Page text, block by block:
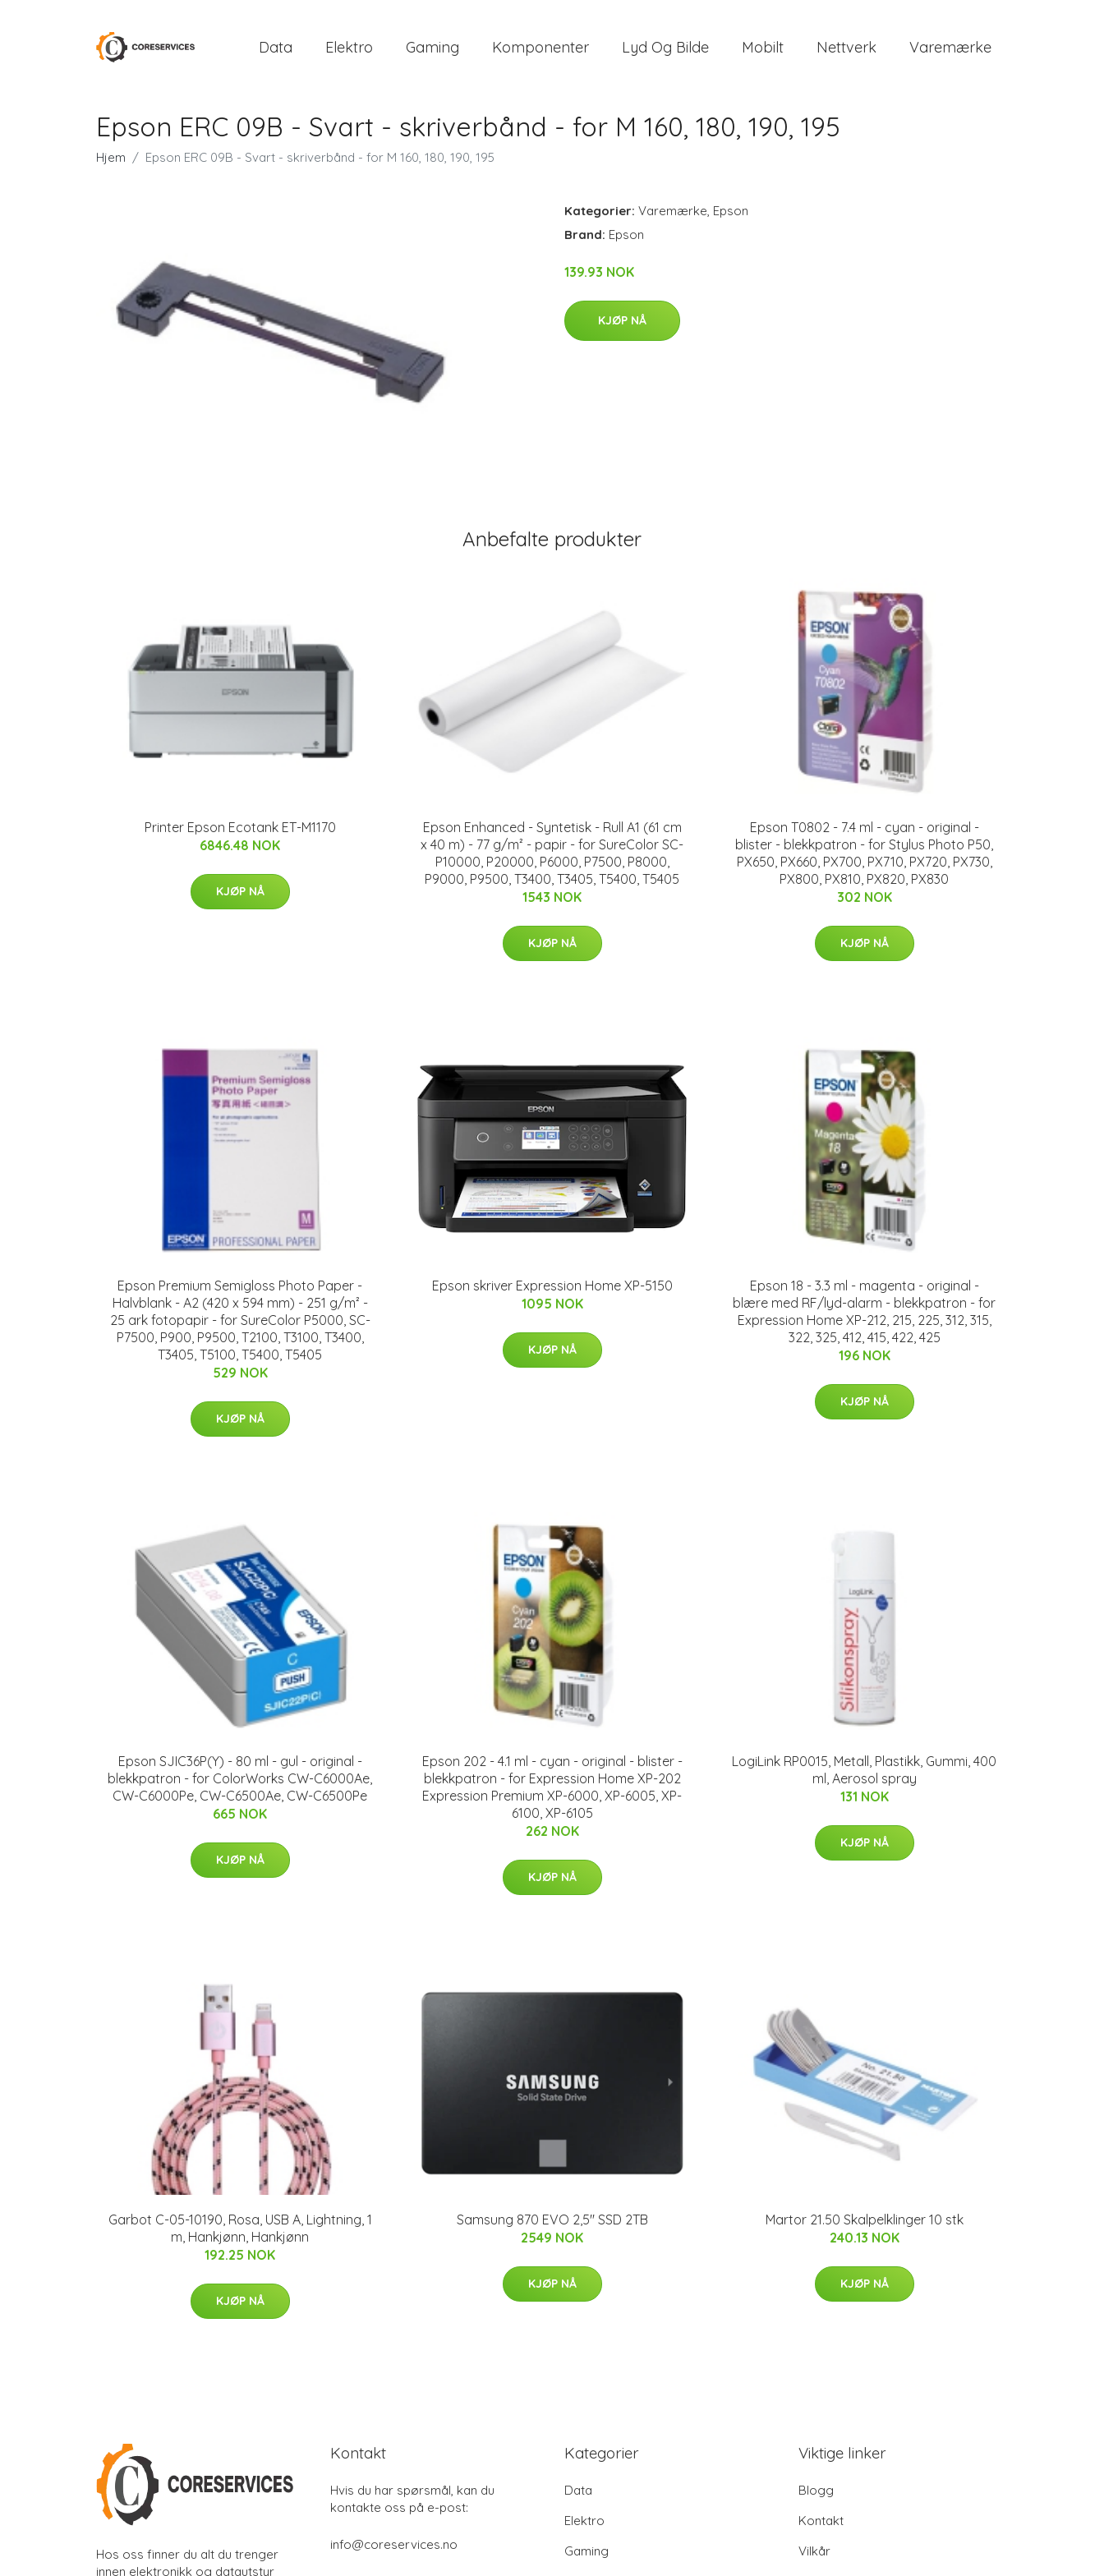
Data Elektro Gaming Komponenter Lyd Og Bilde Mobilt Nettverk Varemærke
Epson ERC 09B - Svart - skriverbånd - for M 160, 180, 190, 195
Hjem Epson ERC 09B - Svart - skriverbånd - for M 160, 180, 190, 195
Kategorier: Varemærke, Epson
Brand: Epson
139.93 NOK
KJØP NÅ
Anbefalte produkter
Printer Epson Ecotank ET-M1170
6846.48 NOK
KJØP NÅ
Epson Enhanced - Syntetisk - Rull A1 (61 cm
x 40 m) - 77 g/m² - papir - for SureColor SC-
P10000, P20000, P6000, P7500, P8000,
P9000, P9500, T3400, T3405, T5400, T5405
1543 NOK
KJØP NÅ
Epson T0802 - 7.4 ml - cyan - original -
blister - blekkpatron - for Stylus Photo P50,
PX650, PX660, PX700, PX710, PX720, PX730,
PX800, PX810, PX820, PX830
302 NOK
KJØP NÅ
Epson Premium Semigloss Photo Paper -
Halvblank - A2 (420 x 594 mm) - 251 g/m² -
25 ark fotopapir - for SureColor P5000, SC-
P7500, P900, P9500, T2100, T3100, T3400,
T3405, T5100, T5400, T5405
529 NOK
KJØP NÅ
Epson skriver Expression Home XP-5150
1095 NOK
KJØP NÅ
Epson 18 - 3.3 ml - magenta - original -
blære med RF/lyd-alarm - blekkpatron - for
Expression Home XP-212, 215, 225, 312, 315,
322, 325, 412, 415, 422, 425
196 NOK
KJØP NÅ
Epson SJIC36P(Y) - 80 ml - gul - original -
blekkpatron - for ColorWorks CW-C6000Ae,
CW-C6000Pe, CW-C6500Ae, CW-C6500Pe
665 NOK
KJØP NÅ
Epson 202 - 4.1 ml - cyan - original - blister -
blekkpatron - for Expression Home XP-202
Expression Premium XP-6000, XP-6005, XP-
6100, XP-6105
262 NOK
KJØP NÅ
LogiLink RP0015, Metall, Plastikk, Gummi, 400
ml, Aerosol spray
131 NOK
KJØP NÅ
Garbot C-05-10190, Rosa, USB A, Lightning, 1
m, Hankjønn, Hankjønn
192.25 NOK
KJØP NÅ
Samsung 870 EVO 2,5'' SSD 2TB
2549 NOK
KJØP NÅ
Martor 21.50 Skalpelklinger 10 stk
240.13 NOK
KJØP NÅ
Hos oss finner du alt du trenger
innen elektronikk og datautstyr
Kontakt
Hvis du har spørsmål, kan du
kontakte oss på e-post:
info@coreservices.no
Kategorier
Data
Elektro
Gaming
Viktige linker
Blogg
Kontakt
Vilkår